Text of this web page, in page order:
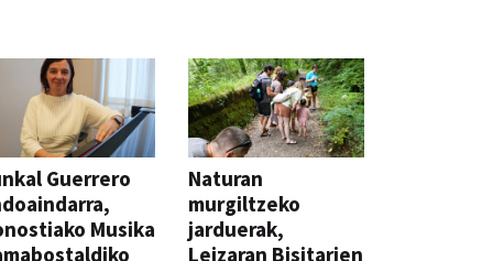
Guerrero
Musika
Naturan
murgiltzeko
jarduerak,
Leizaran Bisitarien